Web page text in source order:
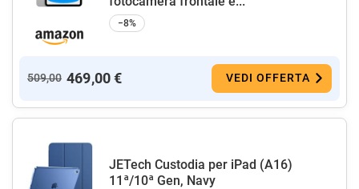
−8%
509,00 469,00 € VEDI OFFERTA
JETech Custodia per iPad (A16)
11ª/10ª Gen, Navy